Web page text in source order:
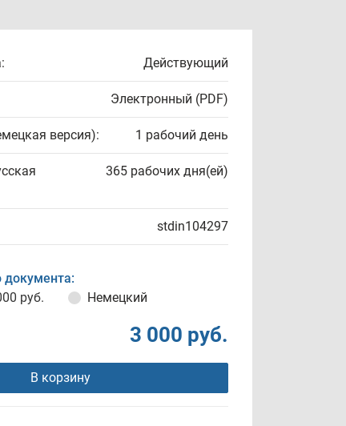
Действующий
Электронный (PDF)
версия): 1 рабочий день
365 рабочих дня(ей)
stdin104297
руб. Немецкий
3 000 руб.
В корзину